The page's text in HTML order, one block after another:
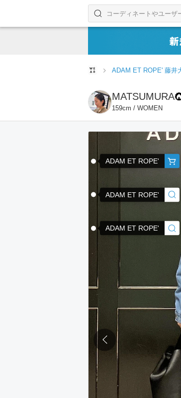
コーディネートやユーザ
検索する
ADAM ET ROPE' 藤井
MATSUMURA
159cm / WOMEN
ADAM ET ROPE'
ADAM ET ROPE'
ADAM ET ROPE'